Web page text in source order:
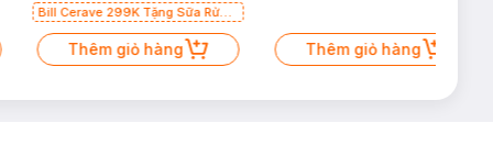
Bill Cerave 299K Tặng Sữa Rửa
Mặt Cerave 30ml (SL có hạn)
Thêm giỏ hàng Thêm giỏ hàng